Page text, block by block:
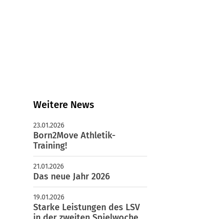
Weitere News
23.01.2026
Born2Move Athletik-
Training!
21.01.2026
Das neue Jahr 2026
19.01.2026
Starke Leistungen des LSV
in der zweiten Spielwoche